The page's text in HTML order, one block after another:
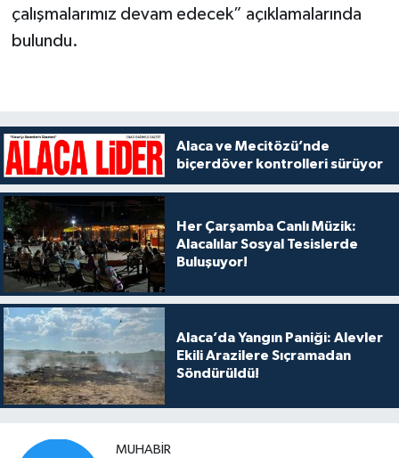
çalışmalarımız devam edecek” açıklamalarında
bulundu.
Alaca ve Mecitözü’nde
biçerdöver kontrolleri sürüyor
Her Çarşamba Canlı Müzik:
Alacalılar Sosyal Tesislerde
Buluşuyor!
Alaca’da Yangın Paniği: Alevler
Ekili Arazilere Sıçramadan
Söndürüldü!
MUHABIR